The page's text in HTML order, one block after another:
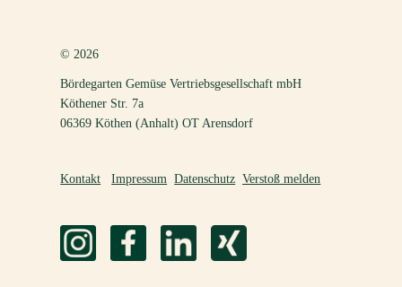
© 2026
Bördegarten Gemüse Vertriebsgesellschaft mbH
Köthener Str. 7a
06369 Köthen (Anhalt) OT Arensdorf
Kontakt Impressum Datenschutz Verstoß melden